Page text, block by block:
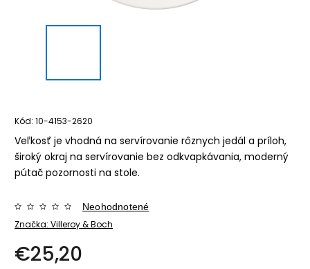
Kód: 10-4153-2620
Veľkosť je vhodná na servírovanie rôznych jedál a príloh,
široký okraj na servírovanie bez odkvapkávania, moderný
pútač pozornosti na stole.
Značka: Villeroy & Boch
Neohodnotené
€25,20